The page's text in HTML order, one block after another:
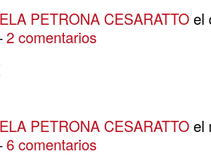
PETRONA CESARATTOel
2 comentarios
PETRONA CESARATTOel
6 comentarios